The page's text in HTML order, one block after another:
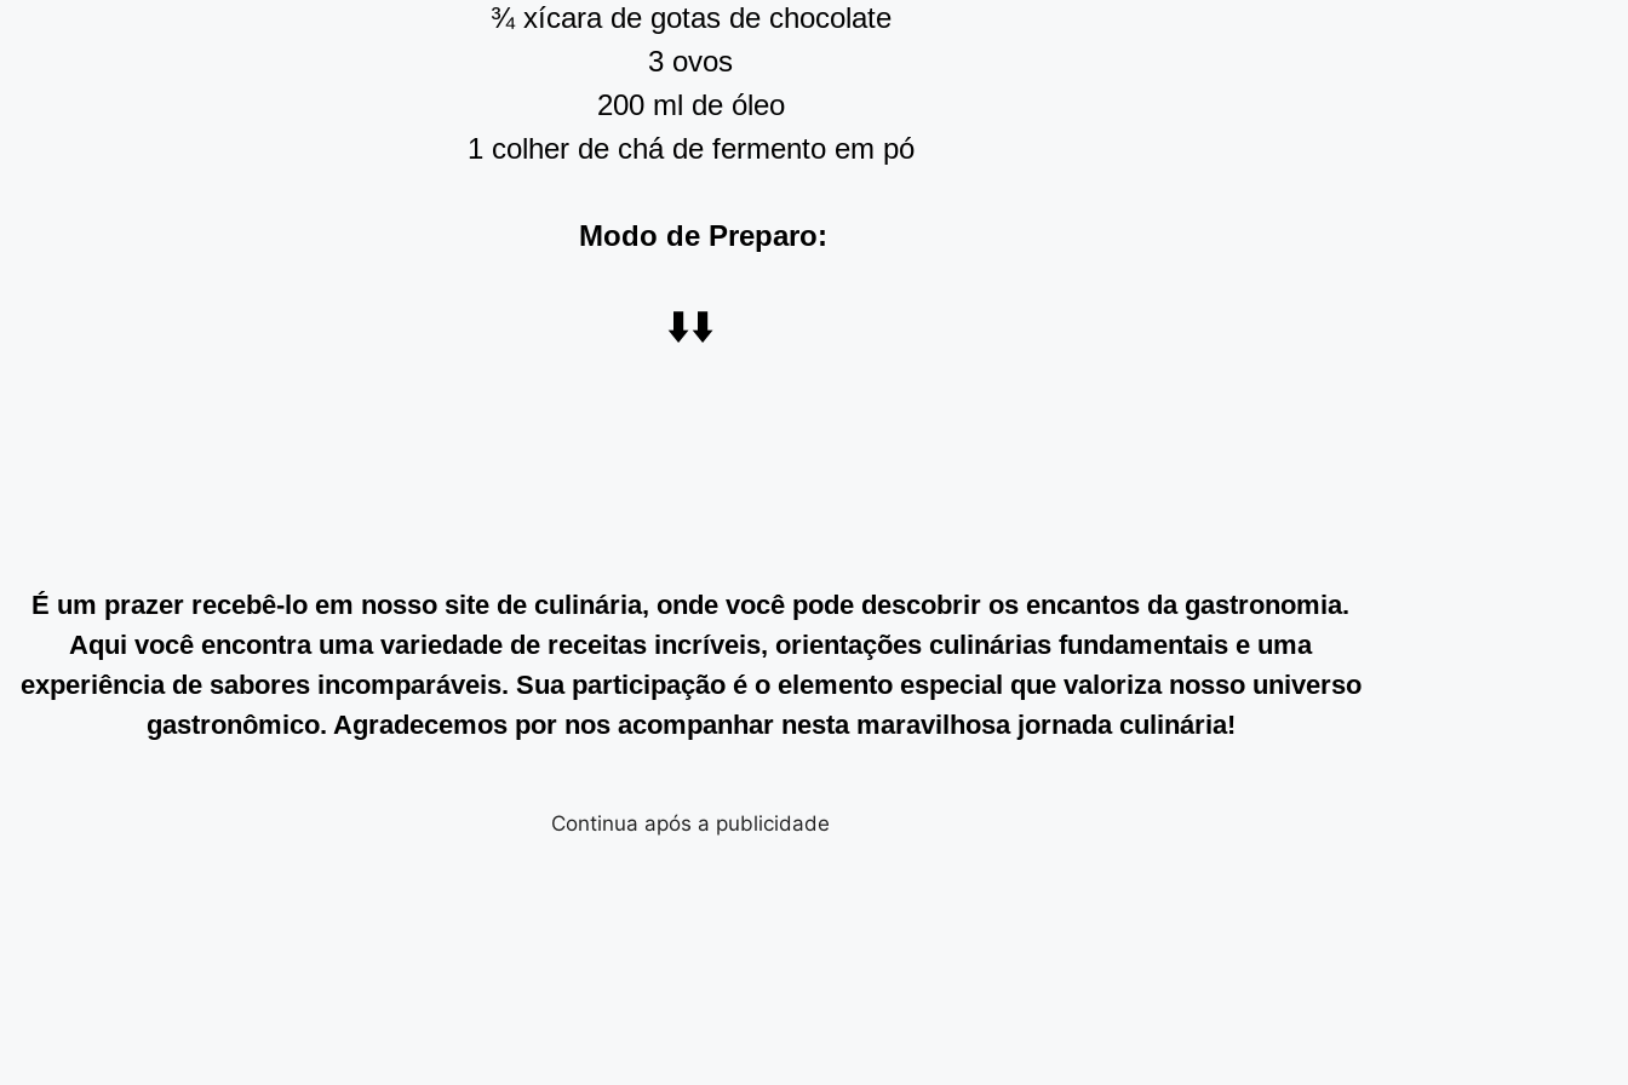
¾ xícara de gotas de chocolate
3 ovos
200 ml de óleo
1 colher de chá de fermento em pó
Modo de Preparo:
⬇️⬇️
É um prazer recebê-lo em nosso site de culinária, onde você pode descobrir os encantos da gastronomia.
Aqui você encontra uma variedade de receitas incríveis, orientações culinárias fundamentais e uma
experiência de sabores incomparáveis. Sua participação é o elemento especial que valoriza nosso universo
gastronômico. Agradecemos por nos acompanhar nesta maravilhosa jornada culinária!
Continua após a publicidade